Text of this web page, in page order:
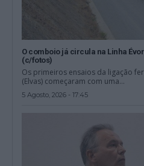
O comboio já circula na Linha
(c/fotos)
Os primeiros ensaios da ligação
(Elvas) começaram com uma...
5 Agosto, 2026 - 17:45